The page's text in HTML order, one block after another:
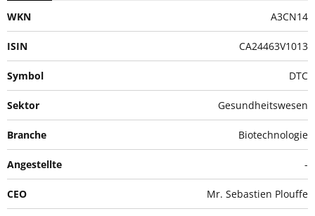
WKN A3CN14
ISIN CA24463V1013
Symbol DTC
Sektor Gesundheitswesen
Branche Biotechnologie
Angestellte -
CEO Mr. Sebastien Plouffe